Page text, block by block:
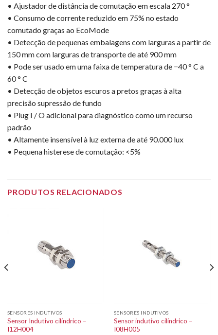
• Ajustador de distância de comutação em escala 270 °
• Consumo de corrente reduzido em 75% no estado
comutado graças ao EcoMode
• Detecção de pequenas embalagens com larguras a partir de
150 mm com larguras de transporte de até 900 mm
• Pode ser usado em uma faixa de temperatura de −40 ° C a
60 ° C
• Detecção de objetos escuros a pretos graças à alta
precisão supressão de fundo
• Plug I / O adicional para diagnóstico como um recurso
padrão
• Altamente insensível à luz externa de até 90.000 lux
• Pequena histerese de comutação: <5%
PRODUTOS RELACIONADOS
SENSORES INDUTIVOS
Sensor Indutivo cilíndrico –
I12H004
SENSORES INDUTIVOS
Sensor indutivo cilíndrico –
I08H005